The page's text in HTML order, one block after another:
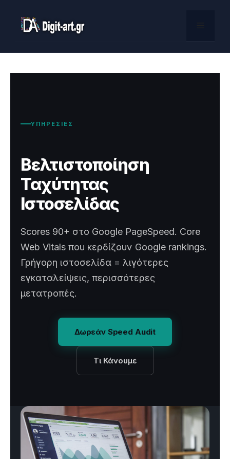
content
ΥΠΗΡΕΣΙΕΣ
Βελτιστοποίηση
Ταχύτητας
Ιστοσελίδας
Scores 90+ στο Google PageSpeed. Core
Web Vitals που κερδίζουν Google rankings.
Γρήγορη ιστοσελίδα = λιγότερες
εγκαταλείψεις, περισσότερες
μετατροπές.
Δωρεάν Speed Audit
Τι Κάνουμε